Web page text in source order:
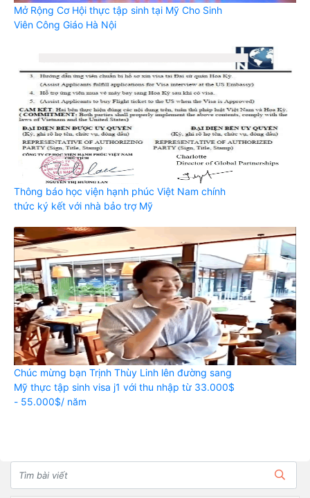
Mở Rộng Cơ Hội thực tập sinh tại Mỹ Cho Sinh
Viên Công Giáo Hà Nội
Thông báo học viện hạnh phúc Việt Nam chính
thức ký kết với nhà bảo trợ Mỹ
Chúc mừng bạn Trịnh Thùy Linh lên đường sang
Mỹ thực tập sinh visa j1 với thu nhập từ 33.000$
- 55.000$/ năm